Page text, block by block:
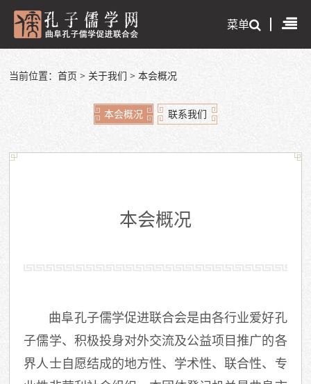
菜单
当前位置：首页 > 关于我们 >本会概况
本会概况 联系我们
本会概况
曲阜孔子儒学促进联合会是由各行业爱好孔
子儒学、积极投身对外交流及公益项目推广的各
界人士自愿结成的地方性、学术性、联合性、专